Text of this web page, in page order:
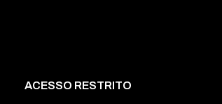
ACESSO RESTRITO